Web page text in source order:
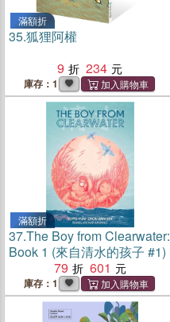
滿額折
35.狐狸阿權
9
234
庫存：1
滿額折
37.The Boy from Clearwater:
Book 1 (來自清水的孩子 #1)
79
601
庫存：1